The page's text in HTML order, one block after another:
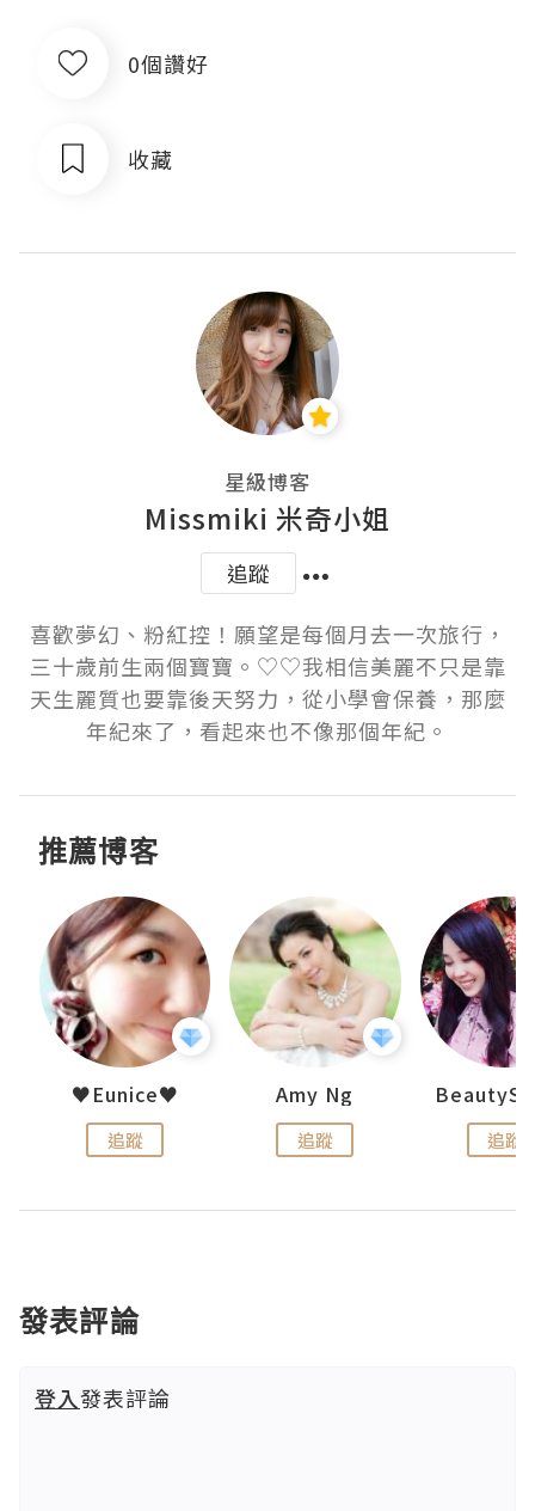
0個讚好
收藏
星級博客
Missmiki 米奇小姐
追蹤
喜歡夢幻、粉紅控！願望是每個月去一次旅行，
三十歲前生兩個寶寶。♡♡我相信美麗不只是靠
天生麗質也要靠後天努力，從小學會保養，那麼
年紀來了，看起來也不像那個年紀。
推薦博客
♥Eunice♥
追蹤
Amy Ng
追蹤 追蹤
發表評論
登入發表評論